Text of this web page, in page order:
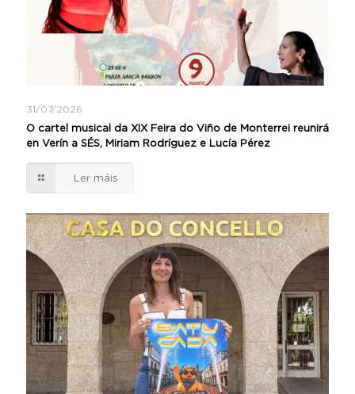
31/07/2026
O cartel musical da XIX Feira do Viño de Monterrei reunirá
en Verín a SÉS, Miriam Rodríguez e Lucía Pérez
Ler máis